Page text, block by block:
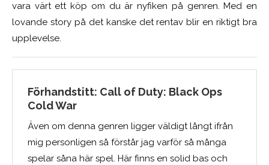
vara värt ett köp om du är nyfiken på genren. Med en
lovande story på det kanske det rentav blir en riktigt bra
upplevelse.
Förhandstitt: Call of Duty: Black Ops
Cold War
Även om denna genren ligger väldigt långt ifrån
mig personligen så förstår jag varför så många
spelar såna här spel. Här finns en solid bas och